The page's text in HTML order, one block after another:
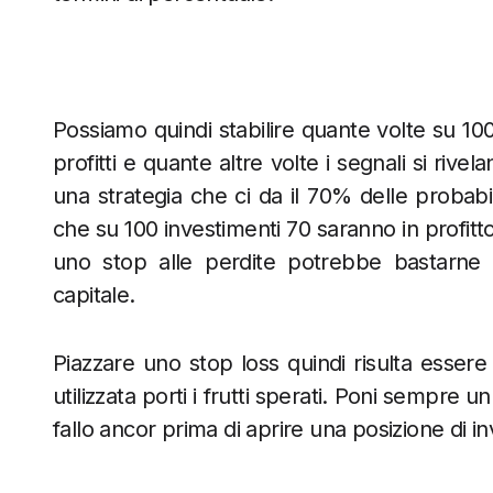
Possiamo quindi stabilire quante volte su
profitti e quante altre volte i segnali si
una strategia che ci da il 70% delle
che su 100 investimenti 70 saranno in
uno stop alle perdite potrebbe
capitale.
Piazzare uno stop loss quindi risulta
utilizzata porti i frutti sperati. Poni sempre
fallo ancor prima di aprire una posizione di